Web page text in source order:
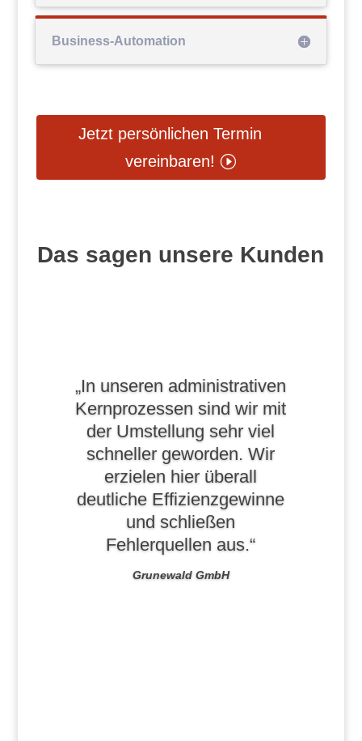
Business-Automation
Jetzt persönlichen Termin
vereinbaren!
Das sagen unsere Kunden
„In unseren administrativen
Kernprozessen sind wir mit
der Umstellung sehr viel
schneller geworden. Wir
erzielen hier überall
deutliche Effizienzgewinne
und schließen
Fehlerquellen aus.“
Grunewald GmbH